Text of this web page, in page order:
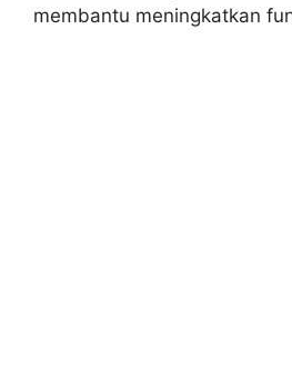
membantu meningkatkan